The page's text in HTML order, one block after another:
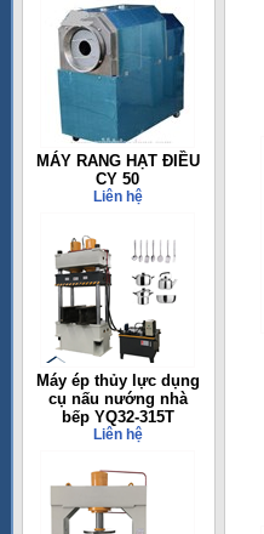
MÁY RANG HẠT ĐIỀU
CY 50
Liên hệ
Máy ép thủy lực dụng
cụ nấu nướng nhà
bếp YQ32-315T
Liên hệ